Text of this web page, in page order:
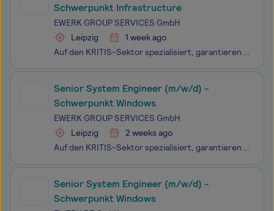
Schwerpunkt Infrastructure
EWERK GROUP SERVICES GmbH
Leipzig
1 week ago
Auf den KRITIS-Sektor spezialisiert, garantieren wir den digitalen Erfolg unserer Kunden unter höchsten Sicherheits- und Qualitätsstandards. Wer bei EWERK arbeitet, gestaltet aktiv an der digitalen Transformation von Wirtschaft, Politik und Gesellschaft mit und muss trotz der hohen Relevanz des eige
Senior System Engineer (m/w/d) -
Schwerpunkt Windows
EWERK GROUP SERVICES GmbH
Leipzig
2 weeks ago
Auf den KRITIS-Sektor spezialisiert, garantieren wir den digitalen Erfolg unserer Kunden unter höchsten Sicherheits- und Qualitätsstandards. Wer bei EWERK arbeitet, gestaltet aktiv an der digitalen Transformation von Wirtschaft, Politik und Gesellschaft mit und muss trotz der hohen Relevanz des eige
Senior System Engineer (m/w/d) -
Schwerpunkt Windows